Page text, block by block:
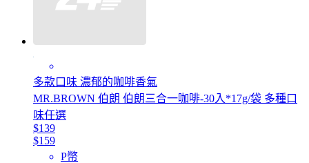
多款口味 濃郁的咖啡香氣
MR.BROWN 伯朗 伯朗三合一咖啡-30入*17g/袋 多種口
味任選
$139
$159
P幣